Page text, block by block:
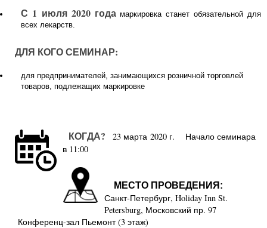
С 1 июля 2020 годамаркировка станет обязательной для
всех лекарств.
ДЛЯ КОГО СЕМИНАР:
для предпринимателей, занимающихся розничной торговлей
товаров, подлежащих маркировке
КОГДА?
23 марта 2020 г. Начало семинара
в 11:00
МЕСТО ПРОВЕДЕНИЯ:
Санкт-Петербург, Holiday Inn St.
Petersburg, Московский пр. 97
Конференц-зал Пьемонт (3 этаж)